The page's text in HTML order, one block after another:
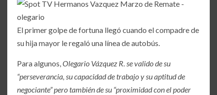
El primer golpe de fortuna llegó cuando el compadre de
su hija mayor le regaló una línea de autobús.
Para algunos,Olegario Vázquez R. se valido de su
“perseverancia, su capacidad de trabajo y su aptitud de
negociante” pero también de su “proximidad con el poder